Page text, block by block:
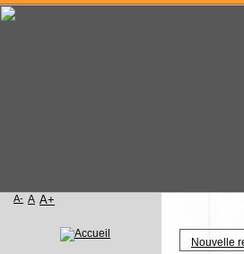
Nouvelle
Accueil
A- A A+